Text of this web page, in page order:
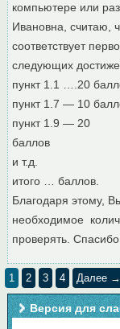
компьютере или
Ивановна, считаю,
соответствует
следующих
пункт 1.1 ….20
пункт 1.7 — 10
пункт 1.9 — 20
и т.д.
итого … баллов.
Благодаря этому,
необходимое
проверять.
1 2 3 4 Далее →
Версия для